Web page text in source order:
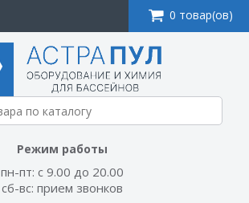
Режим работы
пн-пт: с 9.00 до 20.00
сб-вс: прием звонков
0 товар(ов)